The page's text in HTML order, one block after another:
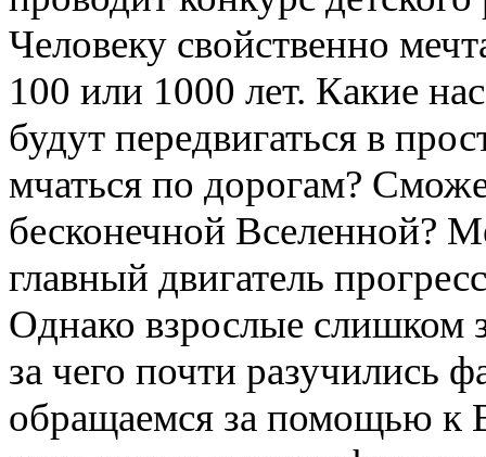
Человеку свойственно
100 или 1000 лет. Какие
будут передвигаться в
мчаться по дорогам?
бесконечной Вселенной?
главный двигатель
Однако взрослые слишком
за чего почти разучились
обращаемся за помощью к